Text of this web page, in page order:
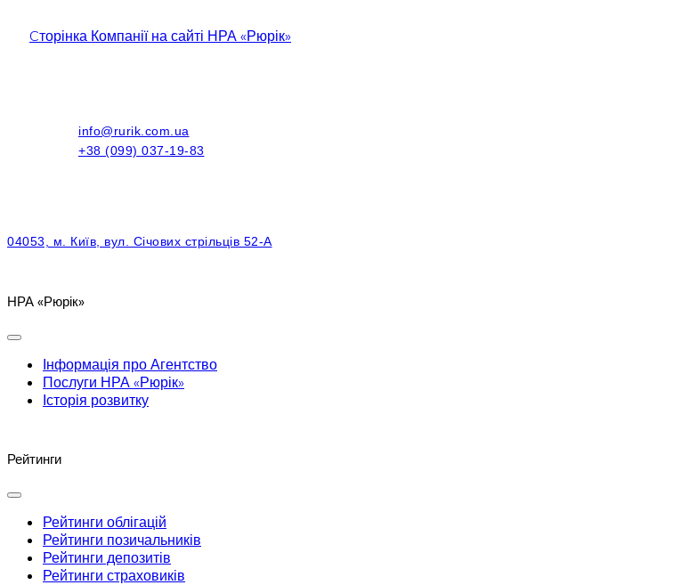
Cторінка Компанії на сайті НРА «Рюрік»
info@rurik.com.ua
+38 (099) 037-19-83
04053, м. Київ, вул. Січових стрільців 52-А
НРА «Рюрік»
Інформація про Агентство
Послуги НРА «Рюрік»
Історія розвитку
Рейтинги
Рейтинги облігацій
Рейтинги позичальників
Рейтинги депозитів
Рейтинги страховиків